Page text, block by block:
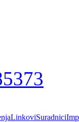
LinkoviSuradnici